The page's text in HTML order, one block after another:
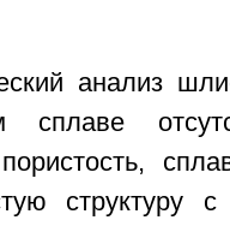
анализ
сплаве
структуру